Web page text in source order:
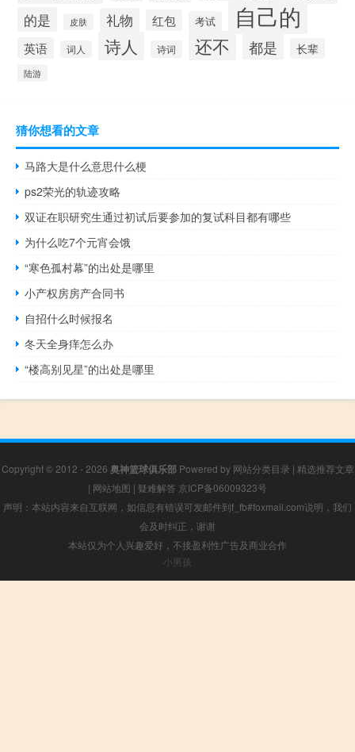
的是 皮肤 礼物 红包 考试 自己的
英语 词人 诗人 诗词 还不 都是 长辈
陆游
猜你想看的文章
马路大是什么意思什么梗
ps2荣光的轨迹攻略
双证在职研究生通过初试后要参加的复试科目都有哪些
为什么吃7个元宵会饿
“寒色孤村幕”的出处是哪里
小产权房房产合同书
自招什么时候报名
冬天全身痒怎么办
“楼高别见星”的出处是哪里
Copyright © 2012 - 2026 奥神篮球俱乐部Powered by 网站分类目录 | 精选推荐文章
| 网站地图 | 疑难解答 京ICP备06009323号
声明：本站内容来自互联网，如信息有错误可发邮件到f_fb#foxmail.com说明，我们
会及时纠正，谢谢
本站仅为个人兴趣爱好，不接盈利性广告及商业合作
小男孩